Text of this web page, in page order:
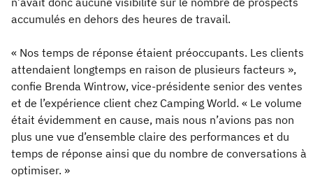
accumulés en dehors des heures de travail.
« Nos temps de réponse étaient préoccupants. Les clients
attendaient longtemps en raison de plusieurs facteurs »,
confie Brenda Wintrow, vice-présidente senior des ventes
et de l’expérience client chez Camping World. « Le volume
était évidemment en cause, mais nous n’avions pas non
plus une vue d’ensemble claire des performances et du
temps de réponse ainsi que du nombre de conversations à
optimiser. »